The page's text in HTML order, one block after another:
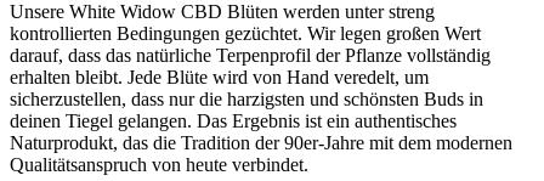
Unsere White Widow CBD Blüten werden unter streng
kontrollierten Bedingungen gezüchtet. Wir legen großen Wert
darauf, dass das natürliche Terpenprofil der Pflanze vollständig
erhalten bleibt. Jede Blüte wird von Hand veredelt, um
sicherzustellen, dass nur die harzigsten und schönsten Buds in
deinen Tiegel gelangen. Das Ergebnis ist ein authentisches
Naturprodukt, das die Tradition der 90er-Jahre mit dem modernen
Qualitätsanspruch von heute verbindet.